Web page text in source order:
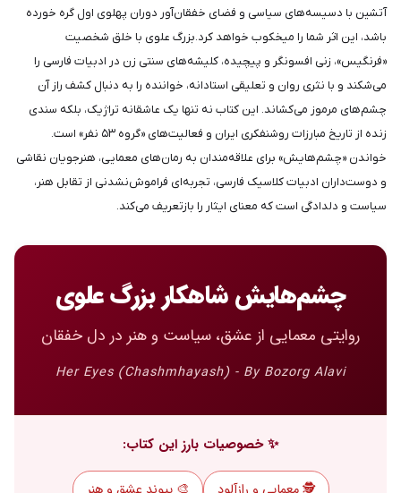
آتشین با دسیسه‌های سیاسی و فضای خفقان‌آور دوران پهلوی اول گره خورده
باشد، این اثر شما را میخکوب خواهد کرد.بزرگ علوی با خلق شخصیت
«فرنگیس»، زنی افسونگر و پیچیده، کلیشه‌های سنتی زن در ادبیات فارسی را
می‌شکند و با نثری روان و تعلیقی استادانه، خواننده را به دنبال کشف راز آن
چشم‌های مرموز می‌کشاند. این کتاب نه تنها یک عاشقانه تراژیک، بلکه سندی
زنده از تاریخ مبارزات روشنفکری ایران و فعالیت‌های «گروه ۵۳ نفر» است.
خواندن «چشم‌هایش» برای علاقه‌مندان به رمان‌های معمایی، هنرجویان نقاشی
و دوست‌داران ادبیات کلاسیک فارسی، تجربه‌ای فراموش‌نشدنی از تقابل هنر،
سیاست و دلدادگی است که معنای ایثار را بازتعریف می‌کند.
چشم‌هایش شاهکار بزرگ علوی
روایتی معمایی از عشق، سیاست و هنر در دل خفقان
Her Eyes (Chashmhayash) - By Bozorg Alavi
✨ خصوصیات بارز این کتاب: